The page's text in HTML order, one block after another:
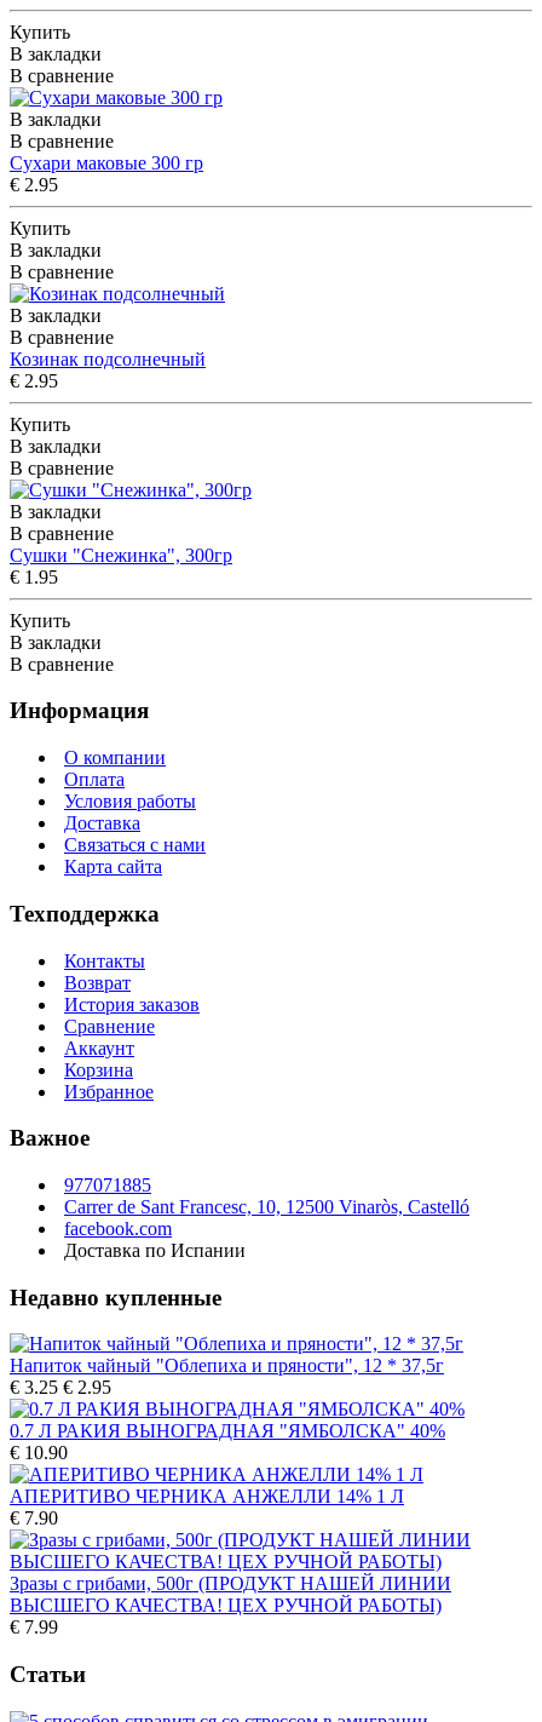
Купить
В закладки
В сравнение
В закладки
В сравнение
Сухари маковые 300 гр
€ 2.95
Купить
В закладки
В сравнение
В закладки
В сравнение
Козинак подсолнечный
€ 2.95
Купить
В закладки
В сравнение
В закладки
В сравнение
Сушки "Снежинка", 300гp
€ 1.95
Купить
В закладки
В сравнение
Информация
О компании
Оплата
Условия работы
Доставка
Связаться с нами
Карта сайта
Техподдержка
Контакты
Возврат
История заказов
Сравнение
Аккаунт
Корзина
Избранное
Важное
977071885
Carrer de Sant Francesc, 10, 12500 Vinaròs, Castelló
facebook.com
Доставка по Испании
Недавно купленные
Напиток чайный "Облепиха и пряности", 12 * 37,5г
€ 3.25 € 2.95
0.7 Л РАКИЯ ВЫНОГРАДНАЯ "ЯМБОЛСКА" 40%
€ 10.90
АПЕРИТИВО ЧЕРНИКА АНЖЕЛЛИ 14% 1 Л
€ 7.90
Зразы с грибами, 500г (ПРОДУКТ НАШЕЙ ЛИНИИ
ВЫСШЕГО КАЧЕСТВА! ЦЕХ РУЧНОЙ РАБОТЫ)
€ 7.99
Статьи